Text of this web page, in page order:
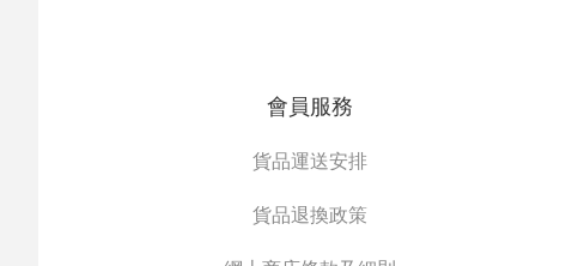
會員服務
貨品運送安排
貨品退換政策